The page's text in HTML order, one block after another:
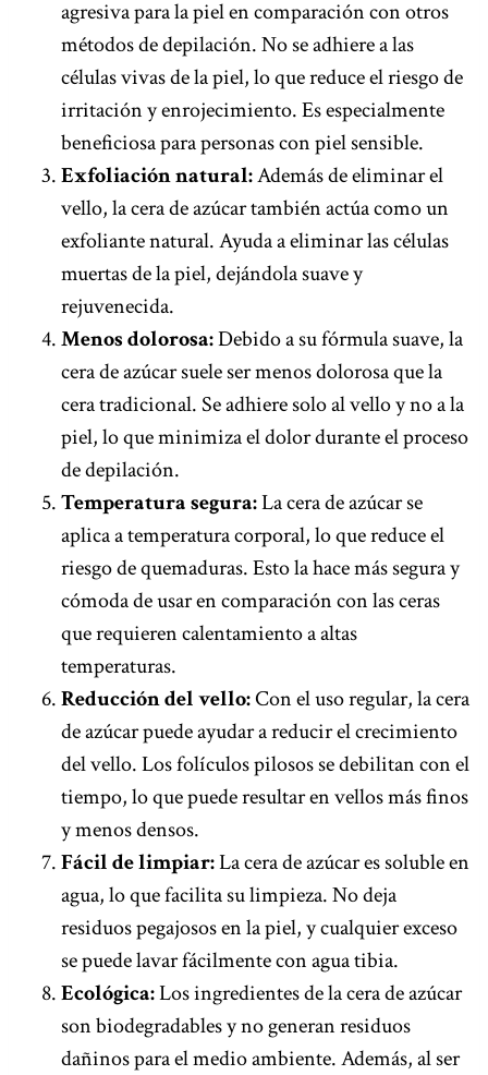
agresiva para la piel en comparación con otros
métodos de depilación. No se adhiere a las
células vivas de la piel, lo que reduce el riesgo de
irritación y enrojecimiento. Es especialmente
beneficiosa para personas con piel sensible.
Exfoliación natural:Además de eliminar el
vello, la cera de azúcar también actúa como un
exfoliante natural. Ayuda a eliminar las células
muertas de la piel, dejándola suave y
rejuvenecida.
Menos dolorosa:Debido a su fórmula suave, la
cera de azúcar suele ser menos dolorosa que la
cera tradicional. Se adhiere solo al vello y no a la
piel, lo que minimiza el dolor durante el proceso
de depilación.
Temperatura segura:La cera de azúcar se
aplica a temperatura corporal, lo que reduce el
riesgo de quemaduras. Esto la hace más segura y
cómoda de usar en comparación con las ceras
que requieren calentamiento a altas
temperaturas.
Reducción del vello:Con el uso regular, la cera
de azúcar puede ayudar a reducir el crecimiento
del vello. Los folículos pilosos se debilitan con el
tiempo, lo que puede resultar en vellos más finos
y menos densos.
Fácil de limpiar:La cera de azúcar es soluble en
agua, lo que facilita su limpieza. No deja
residuos pegajosos en la piel, y cualquier exceso
se puede lavar fácilmente con agua tibia.
Ecológica:Los ingredientes de la cera de azúcar
son biodegradables y no generan residuos
dañinos para el medio ambiente. Además, al ser